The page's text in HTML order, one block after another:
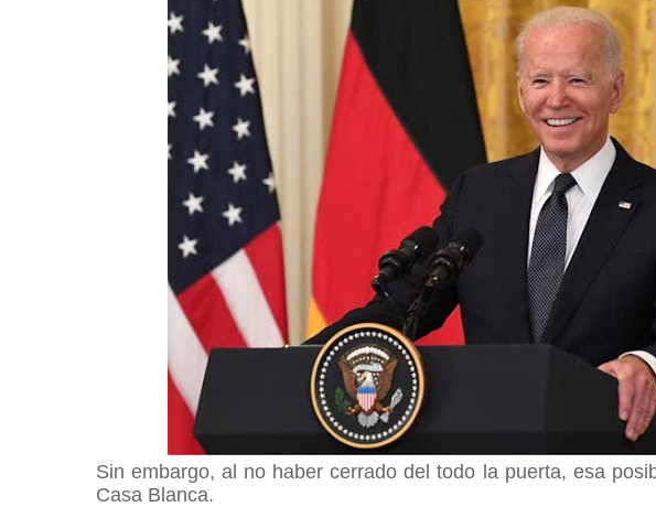
Sin embargo, al no haber cerrado del todo la puerta, esa
Casa Blanca.